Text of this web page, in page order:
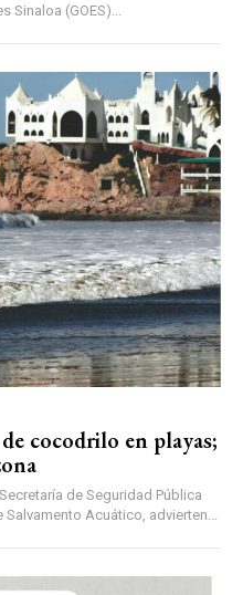
(GOES)...
cocodrilo en playas;
de Seguridad Pública
Acuático, advierten...